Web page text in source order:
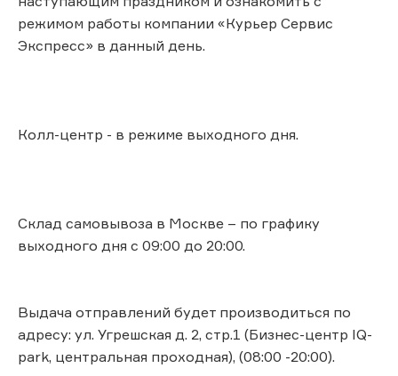
режимом работы компании «Курьер Сервис
Экспресс» в данный день.
Колл-центр - в режиме выходного дня.
Склад самовывоза в Москве – по графику
выходного дня с 09:00 до 20:00.
Выдача отправлений будет производиться по
адресу: ул. Угрешcкая д. 2, стр.1 (Бизнес-центр IQ-
park, центральная проходная), (08:00 -20:00).